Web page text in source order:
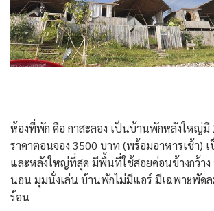
ห้องที่พัก คือ กาสะลอง เป็นบ้านพักหลังใหญ่มี
ราคาตอนจอง 3500 บาท (พร้อมอาหารเช้า)
และหลังใหญ่ที่สุด มีพื้นที่ใช้สอยค่อนข้างกว้าง
นอน มุมนั่งเล่น บ้านพักไม่มีแอร์ มีเฉพาะพัด
ร้อน